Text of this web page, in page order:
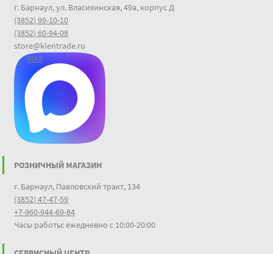
г. Барнаул, ул. Власихинская, 49а, корпус Д
(3852) 99-10-10
(3852) 60-94-08
store@klentrade.ru
MAX
РОЗНИЧНЫЙ МАГАЗИН
г. Барнаул, Павловский тракт, 134
(3852) 47-47-59
+7-960-944-69-84
Часы работы: ежедневно с 10:00-20:00